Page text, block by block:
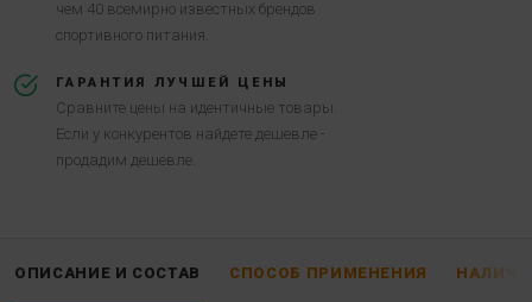
чем 40 всемирно известных брендов
спортивного питания.
ГАРАНТИЯ ЛУЧШЕЙ ЦЕНЫ
Сравните цены на идентичные товары.
Если у конкурентов найдете дешевле -
продадим дешевле.
ОПИСАНИЕ И СОСТАВ СПОСОБ ПРИМЕНЕНИЯ